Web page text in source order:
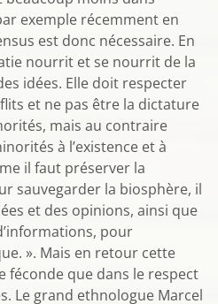
exemple récemment en
est donc nécessaire. En
nourrit et se nourrit de la
idées. Elle doit respecter
et ne pas être la dictature
mais au contraire
à l’existence et à
il faut préserver la
sauvegarder la biosphère, il
et des opinions, ainsi que
pour
». Mais en retour cette
féconde que dans le respect
Le grand ethnologue Marcel